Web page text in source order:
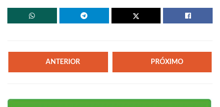
ANTERIOR PRÓXIMO